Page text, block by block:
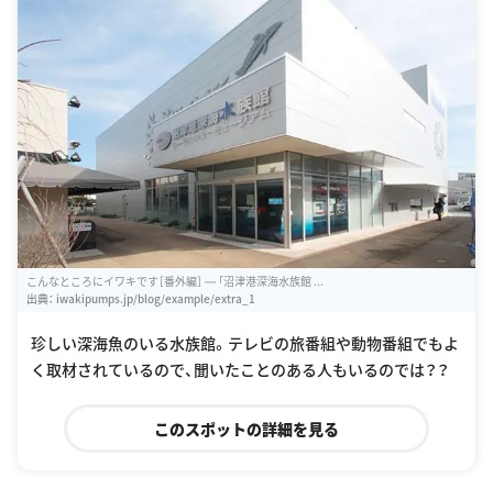
こんなところにイワキです［番外編］ ― 「沼津港深海水族館 ...
出典： iwakipumps.jp/blog/example/extra_1
珍しい深海魚のいる水族館。テレビの旅番組や動物番組でもよ
く取材されているので、聞いたことのある人もいるのでは？？
このスポットの詳細を見る